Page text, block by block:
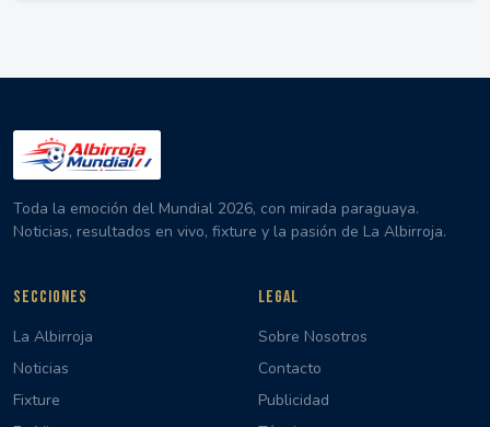
Toda la emoción del Mundial 2026, con mirada paraguaya.
Noticias, resultados en vivo, fixture y la pasión de La Albirroja.
SECCIONES
La Albirroja
Noticias
Fixture
LEGAL
Sobre Nosotros
Contacto
Publicidad